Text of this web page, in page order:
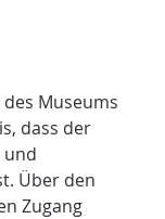
Museums
dass der
und
Über den
Zugang